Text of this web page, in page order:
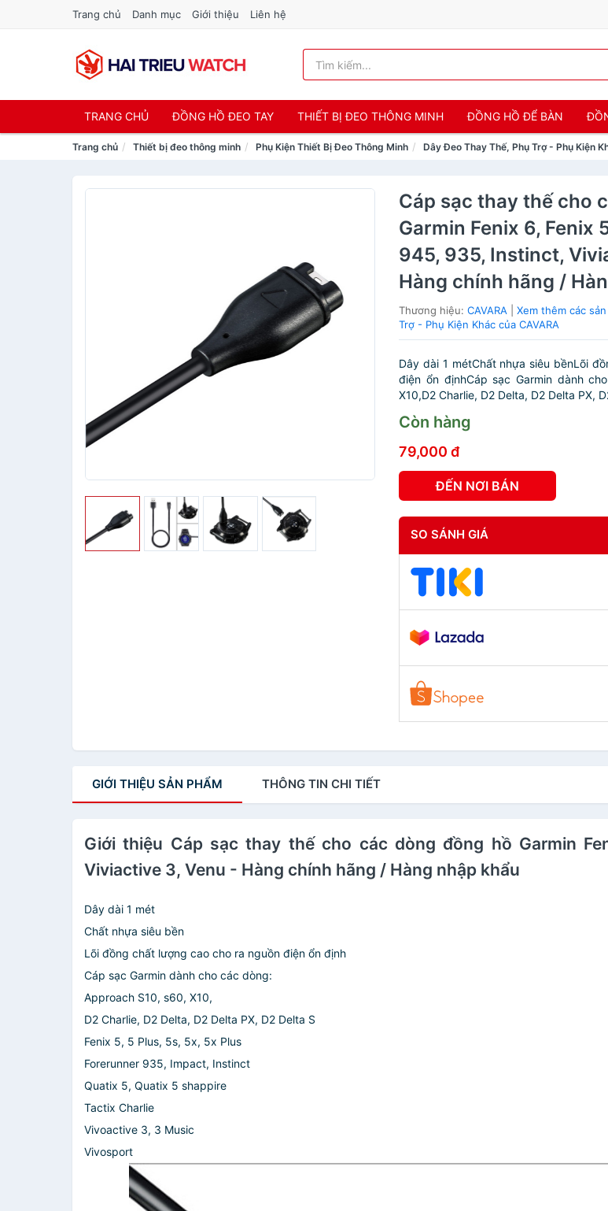
Trang chủ Danh mục Giới thiệu Liên hệ
TRANG CHỦ ĐỒNG HỒ ĐEO TAY THIẾT BỊ ĐEO THÔNG MINH ĐỒNG HỒ ĐỂ BÀN
Trang chủ Thiết bị đeo thông minh Phụ Kiện Thiết Bị Đeo Thông Minh Dây Đeo Thay Thế, Phụ Trợ - Phụ Kiện
Cáp sạc thay thế cho
Garmin Fenix 6, Fenix
945, 935, Instinct,
Hàng chính hãng /
Thương hiệu:CAVARA |Xem thêm các
Trợ - Phụ Kiện Khác của CAVARA
Dây dài 1 métChất nhựa siêu bềnLõi
điện ổn địnhCáp sạc Garmin dành
X10,D2 Charlie, D2 Delta, D2 Delta PX,
Còn hàng
79,000 đ
ĐẾN NƠI BÁN
SO SÁNH GIÁ
GIỚI THIỆU SẢN PHẨM THÔNG TIN CHI TIẾT
Giới thiệu Cáp sạc thay thế cho các dòng đồng hồ Garmin
Viviactive 3, Venu - Hàng chính hãng / Hàng nhập khẩu
Dây dài 1 mét
Chất nhựa siêu bền
Lõi đồng chất lượng cao cho ra nguồn điện ổn định
Cáp sạc Garmin dành cho các dòng:
Approach S10, s60, X10,
D2 Charlie, D2 Delta, D2 Delta PX, D2 Delta S
Fenix 5, 5 Plus, 5s, 5x, 5x Plus
Forerunner 935, Impact, Instinct
Quatix 5, Quatix 5 shappire
Tactix Charlie
Vivoactive 3, 3 Music
Vivosport